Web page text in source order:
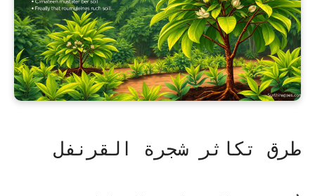
طرق تكاثر شجرة القرنفل